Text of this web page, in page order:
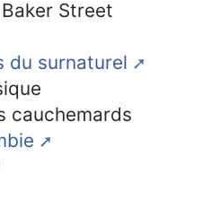
Street
du surnaturel
cauchemards